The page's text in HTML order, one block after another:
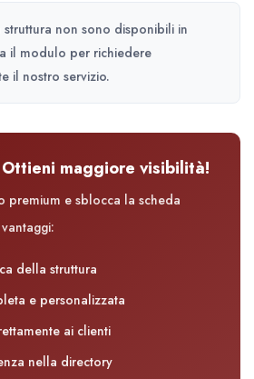
non sono disponibili in
il modulo per richiedere
il nostro servizio.
maggiore visibilità!
premium e sblocca la scheda
della struttura
e personalizzata
ai clienti
nella directory